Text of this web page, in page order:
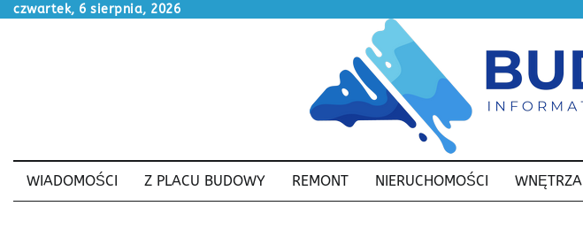
Skipczwartek, 6 sierpnia, 2026
WIADOMOŚCI Z PLACU BUDOWY REMONT NIERUCHOMOŚCI WNĘTRZA